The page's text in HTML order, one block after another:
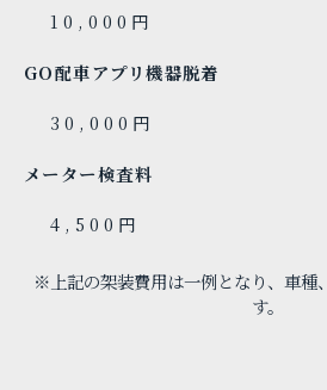
10,000円
GO配車アプリ機器脱着
30,000円
メーター検査料
4,500円
※上記の架装費用は一例となり、車種
す。